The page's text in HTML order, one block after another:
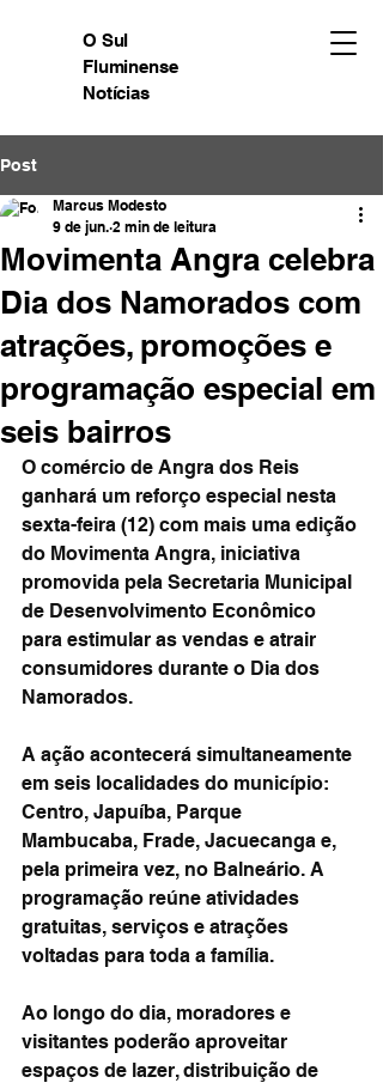
O Sul
Fluminense
Notícias
Post
Movimenta Angra celebra
Dia dos Namorados com
atrações, promoções e
programação especial em
seis bairros
Marcus Modesto
9 de jun. 2 min de leitura
O comércio de Angra dos Reis
ganhará um reforço especial nesta
sexta-feira (12) com mais uma edição
do Movimenta Angra, iniciativa
promovida pela Secretaria Municipal
de Desenvolvimento Econômico
para estimular as vendas e atrair
consumidores durante o Dia dos
Namorados.
A ação acontecerá simultaneamente
em seis localidades do município:
Centro, Japuíba, Parque
Mambucaba, Frade, Jacuecanga e,
pela primeira vez, no Balneário. A
programação reúne atividades
gratuitas, serviços e atrações
voltadas para toda a família.
Ao longo do dia, moradores e
visitantes poderão aproveitar
espaços de lazer, distribuição de